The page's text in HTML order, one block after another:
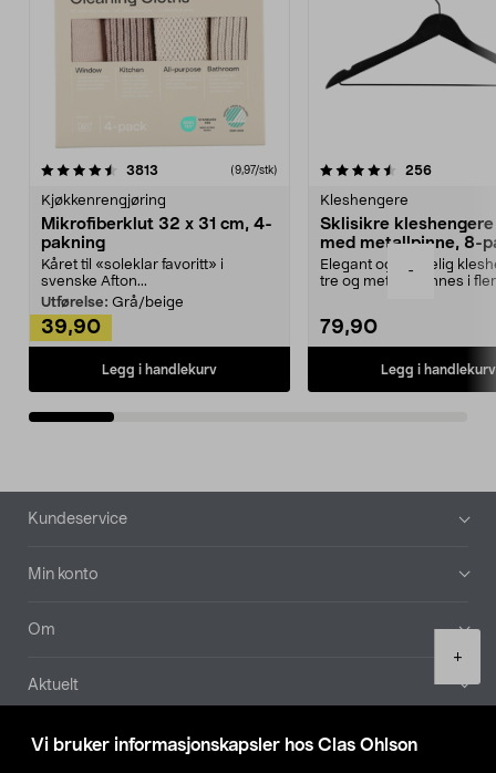
Vi bruker informasjonskapsler hos Clas Ohlson
-
+
3813 anmeldelser(9,97/stk)
Kjøkkenrengjøring
Mikrofiberklut 32 x 31 cm, 4-
pakning
Kåret til «soleklar favoritt» i
svenske Afton...
Utførelse: Grå/beige
39,90
Legg i handlekurv
4.5av 5 stjerner 256
Kleshengere
Sklisikre
med metallpinne, 8-
Elegant og skikkelig
tre og metall – finnes i
79,90
Legg i handlekurv
4.5av 5 stjerner
Bunntekst
Kundeservice
Min konto
Om
Aktuelt
Våre selskaper